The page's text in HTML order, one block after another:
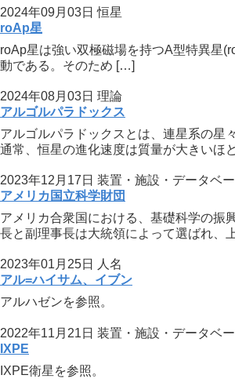
2024年09月03日 恒星
roAp星
roAp星は強い双極磁場を持つA型特異星
動である。そのため […]
2024年08月03日 理論
アルゴルパラドックス
アルゴルパラドックスとは、連星系の星
通常、恒星の進化速度は質量が大きいほ
2023年12月17日 装置・施設・データベ
アメリカ国立科学財団
アメリカ合衆国における、基礎科学の振
長と副理事長は大統領によって選ばれ、
2023年01月25日 人名
アル=ハイサム、イブン
アルハゼンを参照。
2022年11月21日 装置・施設・データベ
IXPE
IXPE衛星を参照。